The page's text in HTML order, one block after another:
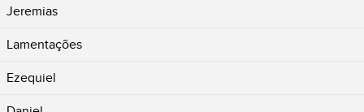
Jeremias
Lamentações
Ezequiel